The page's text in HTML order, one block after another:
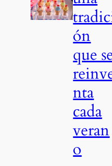
ón
que
nta
cada
veran
o